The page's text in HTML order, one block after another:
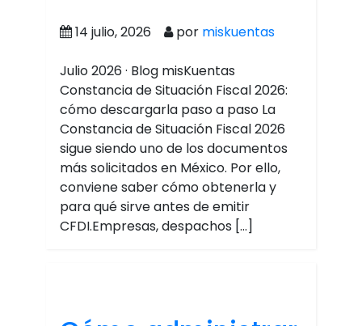
14 julio, 2026 por miskuentas
Julio 2026 · Blog misKuentas
Constancia de Situación Fiscal 2026:
cómo descargarla paso a paso La
Constancia de Situación Fiscal 2026
sigue siendo uno de los documentos
más solicitados en México. Por ello,
conviene saber cómo obtenerla y
para qué sirve antes de emitir
CFDI.Empresas, despachos […]